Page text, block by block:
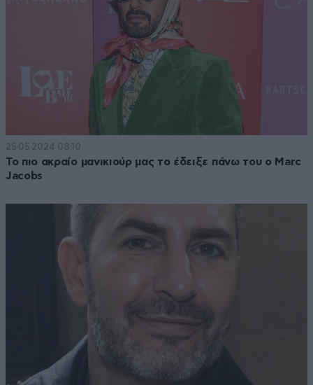
25·05·2024 08:10
Το πιο ακραίο μανικιούρ μας το έδειξε πάνω του ο Marc
Jacobs